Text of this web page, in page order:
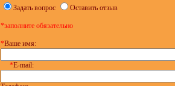
Задать вопрос Оставить отзыв
*заполните обязательно
*Ваше имя:
*E-mail: